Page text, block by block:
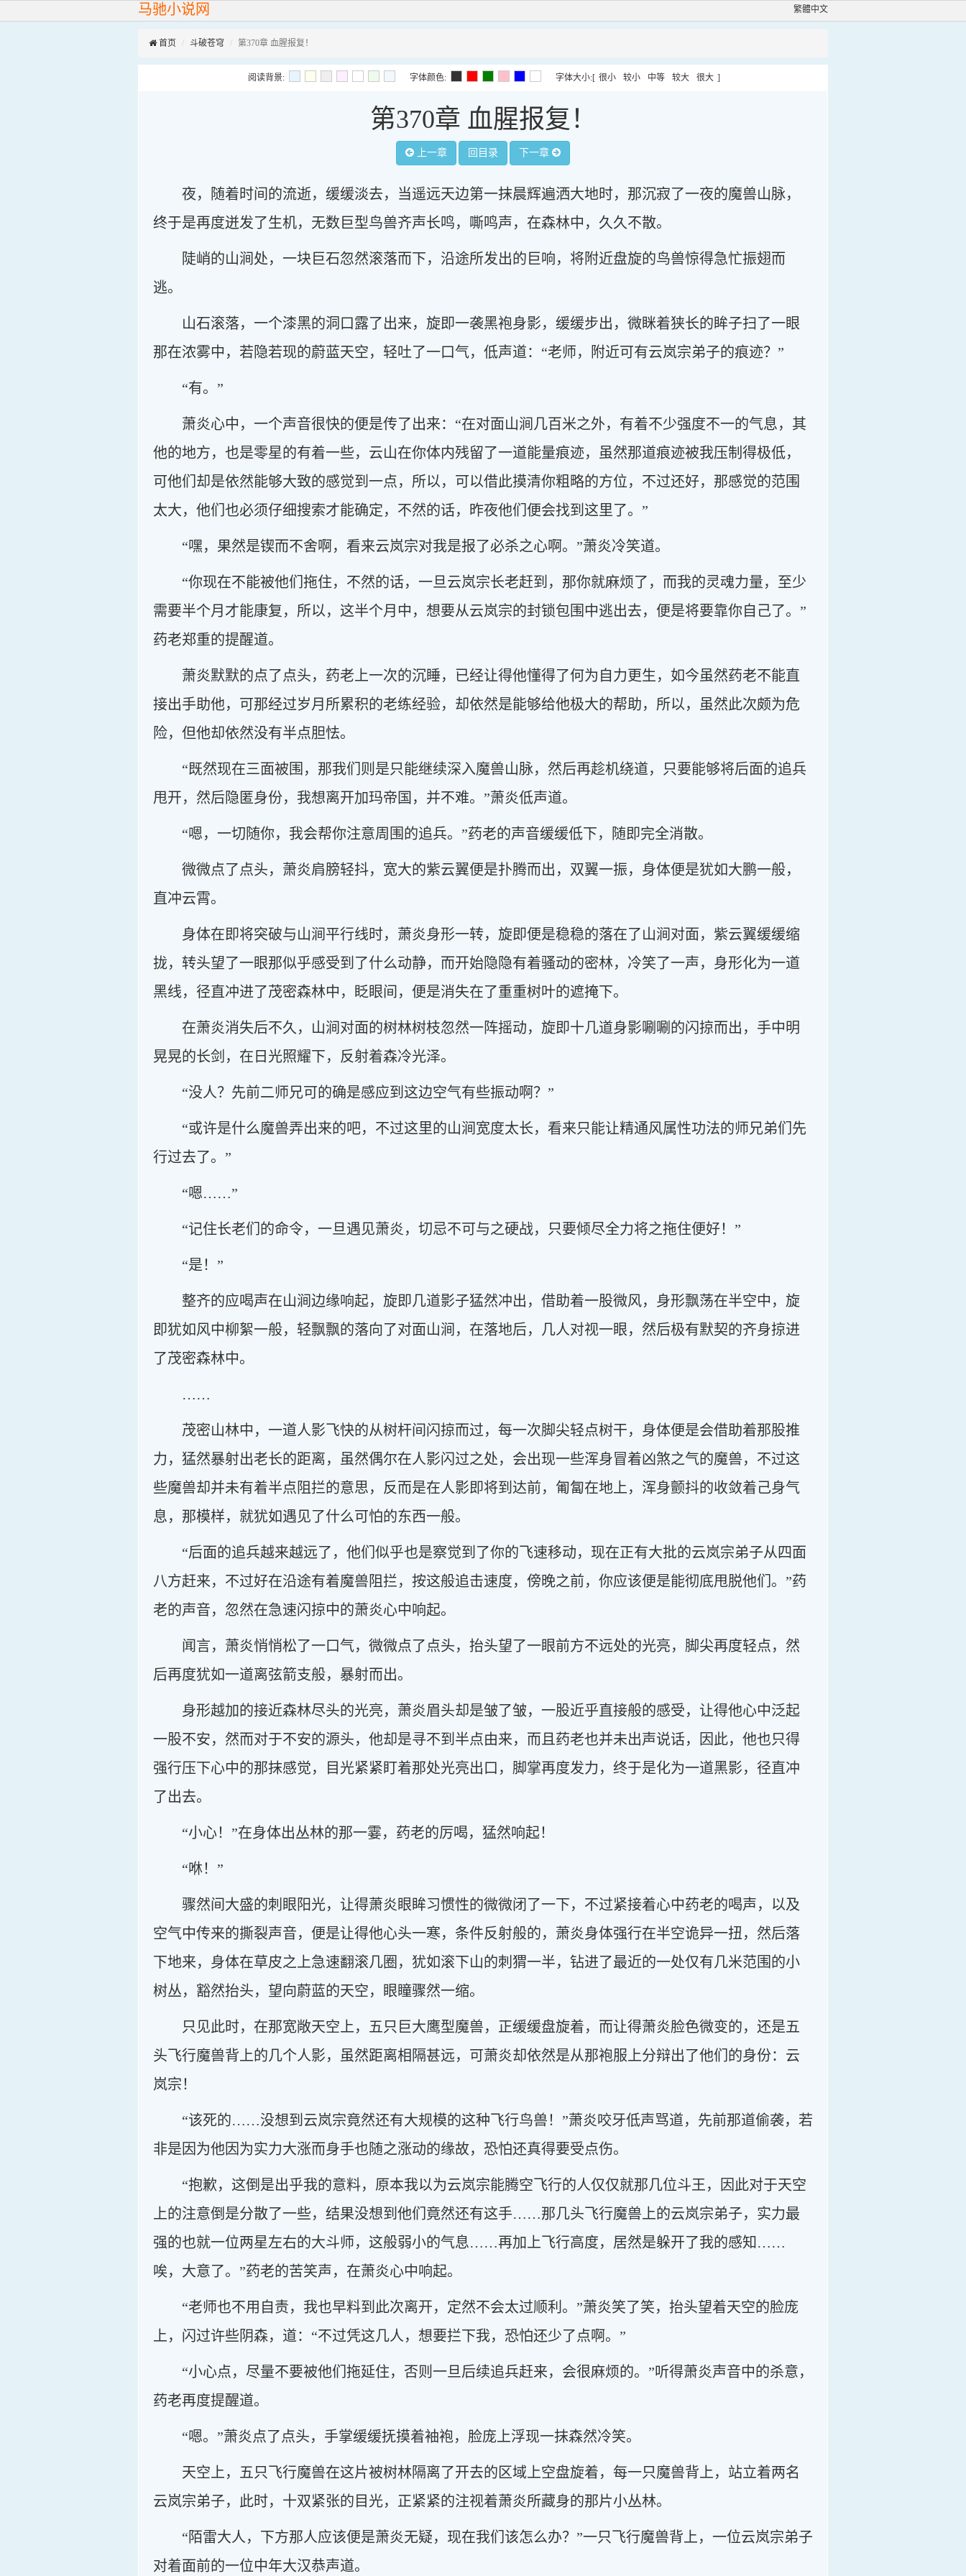
马驰小说网 繁體中文
首页 斗破苍穹 第370章 血腥报复！
阅读背景: 字体颜色: 字体大小:[ 很小 较小 中等 较大 很大 ]
第370章 血腥报复！
上一章 回目录 下一章
夜，随着时间的流逝，缓缓淡去，当遥远天边第一抹晨辉遍洒大地时，那沉寂了一夜的魔兽山脉，
终于是再度迸发了生机，无数巨型鸟兽齐声长鸣，嘶鸣声，在森林中，久久不散。
陡峭的山涧处，一块巨石忽然滚落而下，沿途所发出的巨响，将附近盘旋的鸟兽惊得急忙振翅而
逃。
山石滚落，一个漆黑的洞口露了出来，旋即一袭黑袍身影，缓缓步出，微眯着狭长的眸子扫了一眼
那在浓雾中，若隐若现的蔚蓝天空，轻吐了一口气，低声道：“老师，附近可有云岚宗弟子的痕迹？”
“有。”
萧炎心中，一个声音很快的便是传了出来：“在对面山涧几百米之外，有着不少强度不一的气息，其
他的地方，也是零星的有着一些，云山在你体内残留了一道能量痕迹，虽然那道痕迹被我压制得极低，
可他们却是依然能够大致的感觉到一点，所以，可以借此摸清你粗略的方位，不过还好，那感觉的范围
太大，他们也必须仔细搜索才能确定，不然的话，昨夜他们便会找到这里了。”
“嘿，果然是锲而不舍啊，看来云岚宗对我是报了必杀之心啊。”萧炎冷笑道。
“你现在不能被他们拖住，不然的话，一旦云岚宗长老赶到，那你就麻烦了，而我的灵魂力量，至少
需要半个月才能康复，所以，这半个月中，想要从云岚宗的封锁包围中逃出去，便是将要靠你自己了。”
药老郑重的提醒道。
萧炎默默的点了点头，药老上一次的沉睡，已经让得他懂得了何为自力更生，如今虽然药老不能直
接出手助他，可那经过岁月所累积的老练经验，却依然是能够给他极大的帮助，所以，虽然此次颇为危
险，但他却依然没有半点胆怯。
“既然现在三面被围，那我们则是只能继续深入魔兽山脉，然后再趁机绕道，只要能够将后面的追兵
甩开，然后隐匿身份，我想离开加玛帝国，并不难。”萧炎低声道。
“嗯，一切随你，我会帮你注意周围的追兵。”药老的声音缓缓低下，随即完全消散。
微微点了点头，萧炎肩膀轻抖，宽大的紫云翼便是扑腾而出，双翼一振，身体便是犹如大鹏一般，
直冲云霄。
身体在即将突破与山涧平行线时，萧炎身形一转，旋即便是稳稳的落在了山涧对面，紫云翼缓缓缩
拢，转头望了一眼那似乎感受到了什么动静，而开始隐隐有着骚动的密林，冷笑了一声，身形化为一道
黑线，径直冲进了茂密森林中，眨眼间，便是消失在了重重树叶的遮掩下。
在萧炎消失后不久，山涧对面的树林树枝忽然一阵摇动，旋即十几道身影唰唰的闪掠而出，手中明
晃晃的长剑，在日光照耀下，反射着森冷光泽。
“没人？先前二师兄可的确是感应到这边空气有些振动啊？”
“或许是什么魔兽弄出来的吧，不过这里的山涧宽度太长，看来只能让精通风属性功法的师兄弟们先
行过去了。”
“嗯……”
“记住长老们的命令，一旦遇见萧炎，切忌不可与之硬战，只要倾尽全力将之拖住便好！”
“是！”
整齐的应喝声在山涧边缘响起，旋即几道影子猛然冲出，借助着一股微风，身形飘荡在半空中，旋
即犹如风中柳絮一般，轻飘飘的落向了对面山涧，在落地后，几人对视一眼，然后极有默契的齐身掠进
了茂密森林中。
……
茂密山林中，一道人影飞快的从树杆间闪掠而过，每一次脚尖轻点树干，身体便是会借助着那股推
力，猛然暴射出老长的距离，虽然偶尔在人影闪过之处，会出现一些浑身冒着凶煞之气的魔兽，不过这
些魔兽却并未有着半点阻拦的意思，反而是在人影即将到达前，匍匐在地上，浑身颤抖的收敛着己身气
息，那模样，就犹如遇见了什么可怕的东西一般。
“后面的追兵越来越远了，他们似乎也是察觉到了你的飞速移动，现在正有大批的云岚宗弟子从四面
八方赶来，不过好在沿途有着魔兽阻拦，按这般追击速度，傍晚之前，你应该便是能彻底甩脱他们。”药
老的声音，忽然在急速闪掠中的萧炎心中响起。
闻言，萧炎悄悄松了一口气，微微点了点头，抬头望了一眼前方不远处的光亮，脚尖再度轻点，然
后再度犹如一道离弦箭支般，暴射而出。
身形越加的接近森林尽头的光亮，萧炎眉头却是皱了皱，一股近乎直接般的感受，让得他心中泛起
一股不安，然而对于不安的源头，他却是寻不到半点由来，而且药老也并未出声说话，因此，他也只得
强行压下心中的那抹感觉，目光紧紧盯着那处光亮出口，脚掌再度发力，终于是化为一道黑影，径直冲
了出去。
“小心！”在身体出丛林的那一霎，药老的厉喝，猛然响起！
“咻！”
骤然间大盛的刺眼阳光，让得萧炎眼眸习惯性的微微闭了一下，不过紧接着心中药老的喝声，以及
空气中传来的撕裂声音，便是让得他心头一寒，条件反射般的，萧炎身体强行在半空诡异一扭，然后落
下地来，身体在草皮之上急速翻滚几圈，犹如滚下山的刺猬一半，钻进了最近的一处仅有几米范围的小
树丛，豁然抬头，望向蔚蓝的天空，眼瞳骤然一缩。
只见此时，在那宽敞天空上，五只巨大鹰型魔兽，正缓缓盘旋着，而让得萧炎脸色微变的，还是五
头飞行魔兽背上的几个人影，虽然距离相隔甚远，可萧炎却依然是从那袍服上分辩出了他们的身份：云
岚宗！
“该死的……没想到云岚宗竟然还有大规模的这种飞行鸟兽！”萧炎咬牙低声骂道，先前那道偷袭，若
非是因为他因为实力大涨而身手也随之涨动的缘故，恐怕还真得要受点伤。
“抱歉，这倒是出乎我的意料，原本我以为云岚宗能腾空飞行的人仅仅就那几位斗王，因此对于天空
上的注意倒是分散了一些，结果没想到他们竟然还有这手……那几头飞行魔兽上的云岚宗弟子，实力最
强的也就一位两星左右的大斗师，这般弱小的气息……再加上飞行高度，居然是躲开了我的感知……
唉，大意了。”药老的苦笑声，在萧炎心中响起。
“老师也不用自责，我也早料到此次离开，定然不会太过顺利。”萧炎笑了笑，抬头望着天空的脸庞
上，闪过许些阴森，道：“不过凭这几人，想要拦下我，恐怕还少了点啊。”
“小心点，尽量不要被他们拖延住，否则一旦后续追兵赶来，会很麻烦的。”听得萧炎声音中的杀意，
药老再度提醒道。
“嗯。”萧炎点了点头，手掌缓缓抚摸着袖袍，脸庞上浮现一抹森然冷笑。
天空上，五只飞行魔兽在这片被树林隔离了开去的区域上空盘旋着，每一只魔兽背上，站立着两名
云岚宗弟子，此时，十双紧张的目光，正紧紧的注视着萧炎所藏身的那片小丛林。
“陌雷大人，下方那人应该便是萧炎无疑，现在我们该怎么办？”一只飞行魔兽背上，一位云岚宗弟子
对着面前的一位中年大汉恭声道。